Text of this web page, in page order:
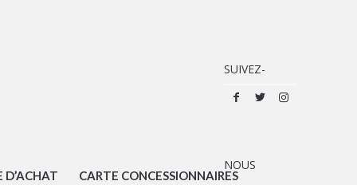
D’ACHAT CARTE CONCESSIONNAIRES